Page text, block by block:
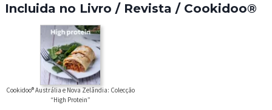
Incluida no Livro / Revista / Cookidoo®
Cookidoo® Austrália e Nova Zelândia: Colecção
“High Protein”